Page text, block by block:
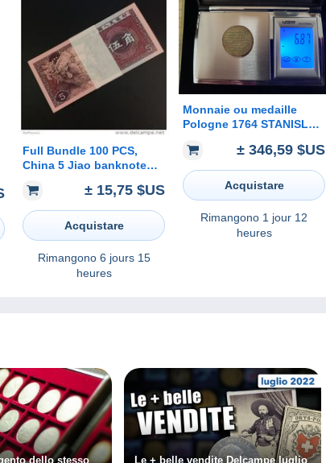
Full Bundle 100 PCS,
China 5 Jiao banknote
± 15,75 $US
Acquistare
Rimangono 6 jours 15
heures
Monnaie ou medaille
Pologne 1764 STANISLAS
± 346,59 $US
Acquistare
Rimangono 1 jour 12
heures
dello stesso Le + belle vendite Delcampe luglio